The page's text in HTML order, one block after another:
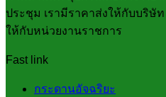
ประชุม เรามีราคาส่งให้กับบริษั
ให้กับหน่วยงานราชการ
Fast link
กระดานอัจฉริยะ